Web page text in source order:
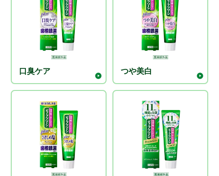
口臭ケア つや美白